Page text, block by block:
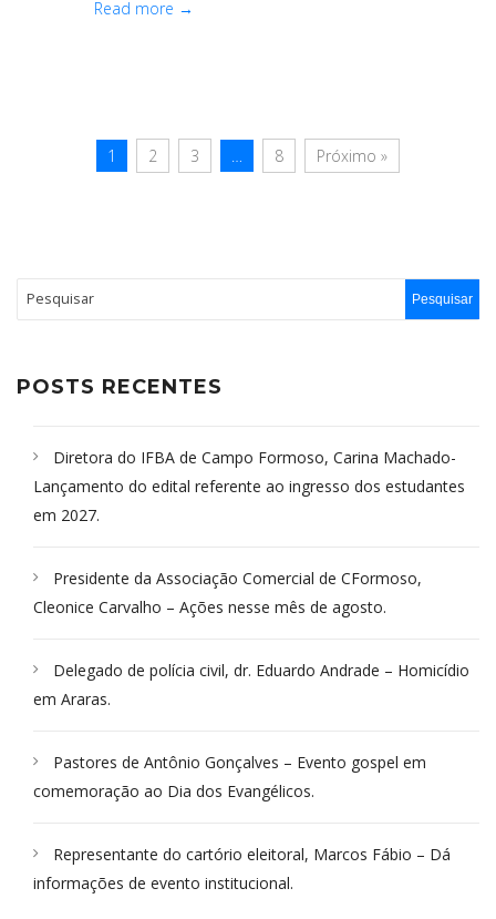
Read more →
1 2 3 … 8 Próximo »
POSTS RECENTES
Diretora do IFBA de Campo Formoso, Carina Machado-
Lançamento do edital referente ao ingresso dos estudantes
em 2027.
Presidente da Associação Comercial de CFormoso,
Cleonice Carvalho – Ações nesse mês de agosto.
Delegado de polícia civil, dr. Eduardo Andrade – Homicídio
em Araras.
Pastores de Antônio Gonçalves – Evento gospel em
comemoração ao Dia dos Evangélicos.
Representante do cartório eleitoral, Marcos Fábio – Dá
informações de evento institucional.